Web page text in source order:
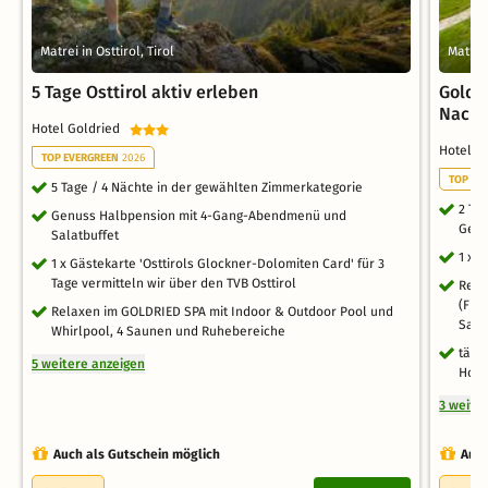
Matrei in Osttirol, Tirol
5 Tage Osttirol aktiv erleben
Hotel Goldried
TOP EVERGREEN 2026
5 Tage / 4 Nächte in der gewählten Zimmerkategorie
Genuss Halbpension mit 4-Gang-Abendmenü und
Salatbuffet
1 x Gästekarte 'Osttirols Glockner-Dolomiten Card' für 3
Tage vermitteln wir über den TVB Osttirol
Relaxen im GOLDRIED SPA mit Indoor & Outdoor Pool und
Whirlpool, 4 Saunen und Ruhebereiche
5 weitere anzeigen
Auch als Gutschein möglich
Nacht
Hotel
TOP
2
1 x
3